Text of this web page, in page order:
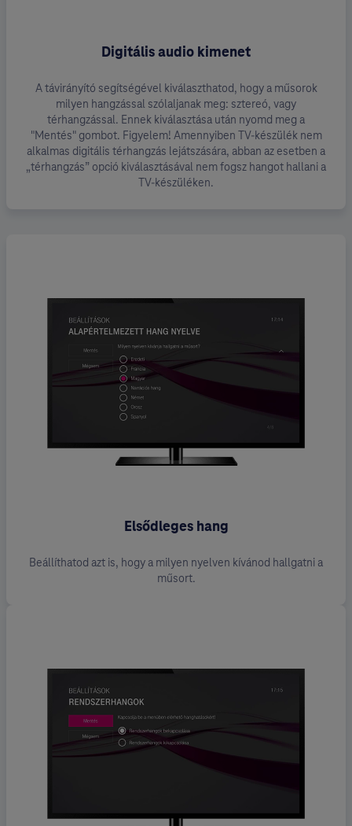
Digitális audio kimenet
A távirányító segítségével kiválaszthatod, hogy a műsorok
milyen hangzással szólaljanak meg: sztereó, vagy
térhangzással. Ennek kiválasztása után nyomd meg a
"Mentés" gombot. Figyelem! Amennyiben TV-készülék nem
alkalmas digitális térhangzás lejátszására, abban az esetben a
„térhangzás” opció kiválasztásával nem fogsz hangot hallani a
TV-készüléken.
Elsődleges hang
Beállíthatod azt is, hogy a milyen nyelven kívánod hallgatni a
műsort.